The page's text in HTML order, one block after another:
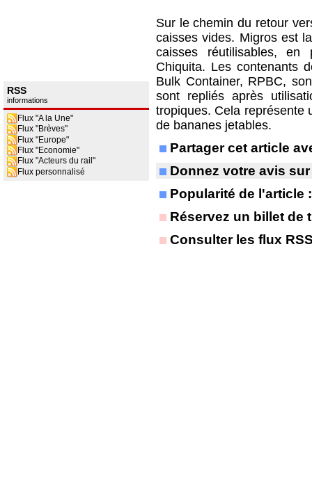
RSS
informations
Flux "A la Une"
Flux "Brèves"
Flux "Europe"
Flux "Economie"
Flux "Acteurs du rail"
Flux personnalisé
Sur le chemin du retour
caisses vides. Migros est
caisses réutilisables, en
Chiquita. Les contenants
Bulk Container, RPBC,
sont repliés après
tropiques. Cela représente
de bananes jetables.
Partager cet article
Donnez votre avis
Popularité de l'article
Réservez un billet de
Consulter les flux